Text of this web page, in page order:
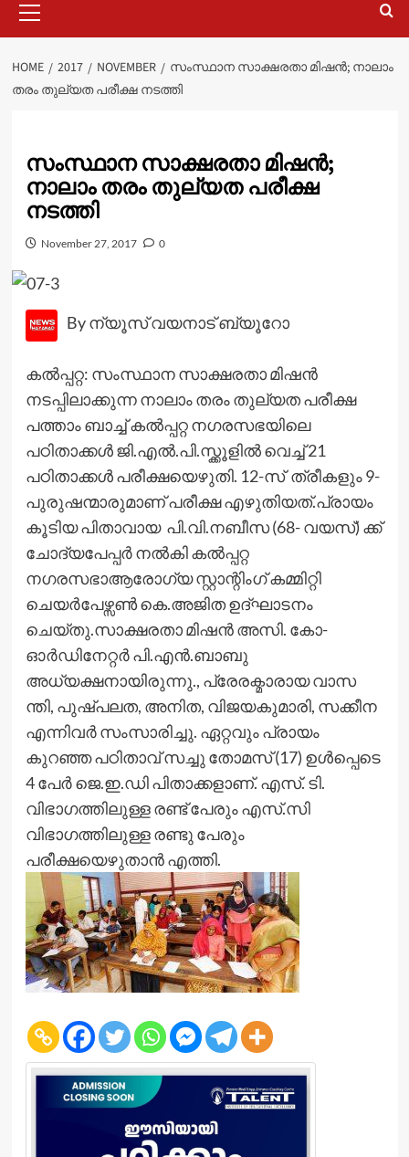
Menu
HOME 2017 NOVEMBER
സംസ്ഥാന സാക്ഷരതാ മിഷൻ; നാലാം
തരം തുല്യത പരീക്ഷ നടത്തി
സംസ്ഥാന സാക്ഷരതാ മിഷൻ;
നാലാം തരം തുല്യത പരീക്ഷ
നടത്തി
November 27, 2017 0
By ന്യൂസ് വയനാട് ബ്യൂറോ
കൽപ്പറ്റ: സംസ്ഥാന സാക്ഷരതാ മിഷൻ
നടപ്പിലാക്കുന്ന നാലാം തരം തുല്യത പരീക്ഷ
പത്താം ബാച്ച് കൽപ്പറ്റ നഗരസഭയിലെ
പഠിതാക്കൾ ജി.എൽ.പി.സ്ക്കൂളിൽ വെച്ച് 21
പഠിതാക്കൾ പരീക്ഷയെഴുതി. 12-സ് ത്രീകളും 9-
പുരുഷന്മാരുമാണ് പരീക്ഷ എഴുതിയത്.പ്രായം
കൂടിയ പിതാവായ പി.വി.നബീസ (68- വയസ്) ക്ക്
ചോദ്യപേപ്പർ നൽകി കൽപ്പറ്റ
നഗരസഭാആരോഗ്യ സ്റ്റാന്റിംഗ് കമ്മിറ്റി
ചെയർപേഴ്സൺ കെ.അജിത ഉദ്ഘാടനം
ചെയ്തു.സാക്ഷരതാ മിഷൻ അസി. കോ-
ഓർഡിനേറ്റർ പി.എൻ.ബാബു
അധ്യക്ഷനായിരുന്നു., പ്രേരക്മാരായ വാസ
ന്തി, പുഷ്പലത, അനിത, വിജയകുമാരി, സക്കീന
എന്നിവർ സംസാരിച്ചു. ഏറ്റവും പ്രായം
കുറഞ്ഞ പഠിതാവ് സച്ചു തോമസ് (17) ഉൾപ്പെടെ
4 പേർ ജെ.ഇ.ഡി പിതാക്കളാണ്. എസ്. ടി.
വിഭാഗത്തിലുള്ള രണ്ട് പേരും എസ്.സി
വിഭാഗത്തിലുള്ള രണ്ടു പേരും
പരീക്ഷയെഴുതാൻ എത്തി.